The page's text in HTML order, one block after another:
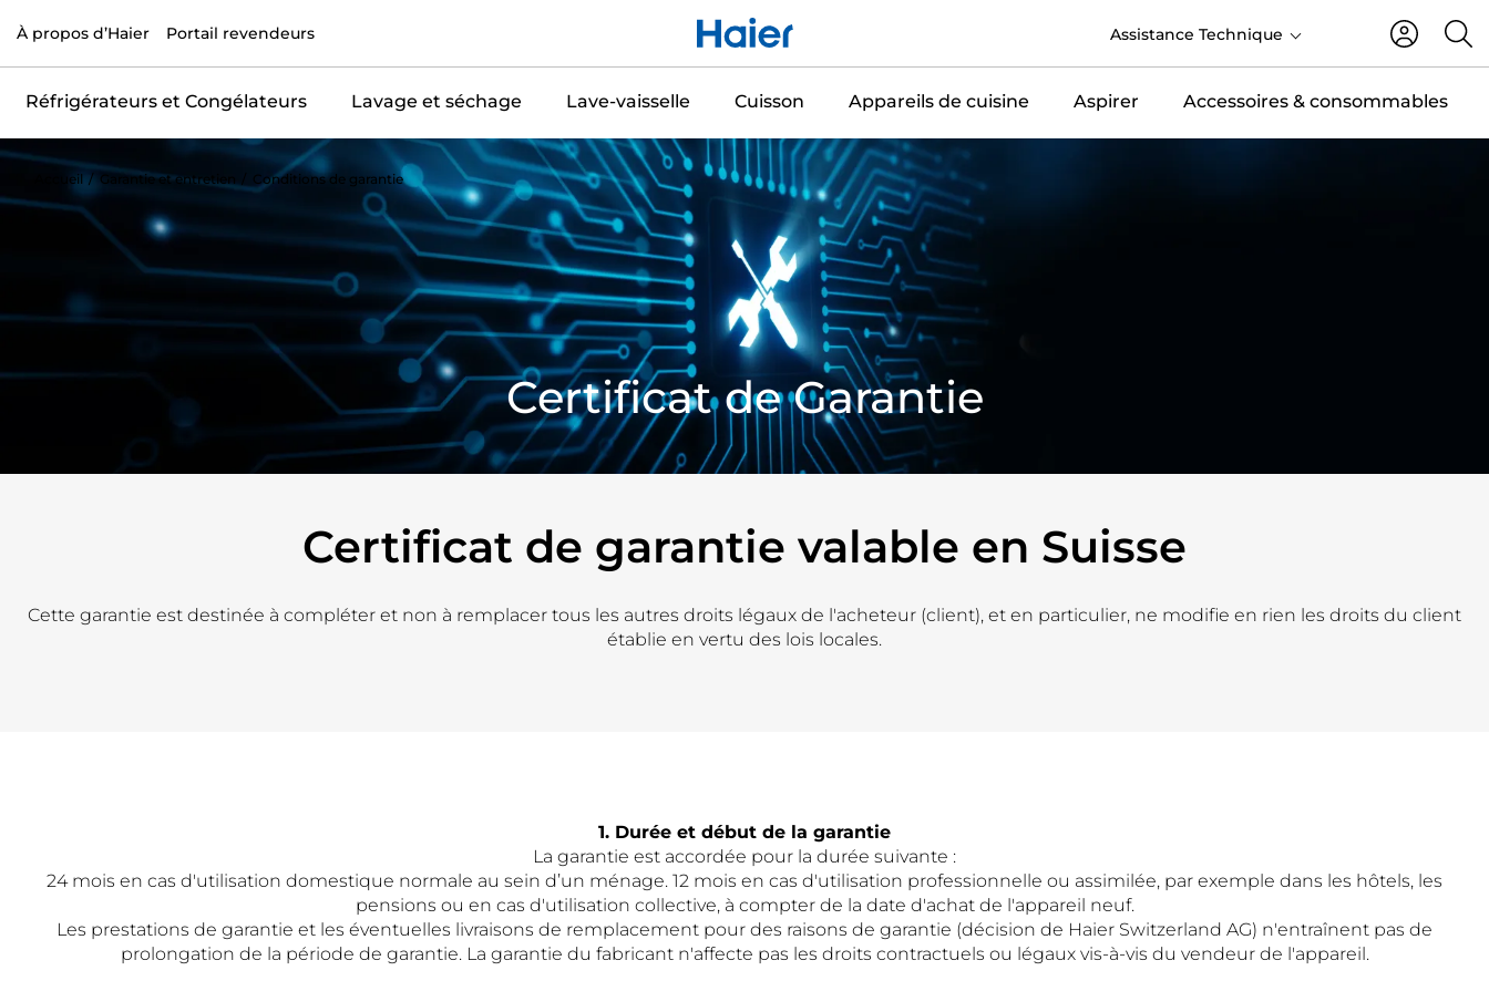
À propos d’Haier Portail revendeurs Assistance Technique
Réfrigérateurs et Congélateurs Lavage et séchage Lave-vaisselle Cuisson Appareils de cuisine Aspirer Accessoires & consommables
Accueil Garantie et entretien Conditions de garantie
Certificat de Garantie
Certificat de garantie valable en Suisse
Cette garantie est destinée à compléter et non à remplacer tous les autres droits légaux de l'acheteur (client), et en particulier, ne modifie en rien les droits du client
établie en vertu des lois locales.
1. Durée et début de la garantie
La garantie est accordée pour la durée suivante :
24 mois en cas d'utilisation domestique normale au sein d’un ménage. 12 mois en cas d'utilisation professionnelle ou assimilée, par exemple dans les hôtels, les
pensions ou en cas d'utilisation collective, à compter de la date d'achat de l'appareil neuf.
Les prestations de garantie et les éventuelles livraisons de remplacement pour des raisons de garantie (décision de Haier Switzerland AG) n'entraînent pas de
prolongation de la période de garantie. La garantie du fabricant n'affecte pas les droits contractuels ou légaux vis-à-vis du vendeur de l'appareil.